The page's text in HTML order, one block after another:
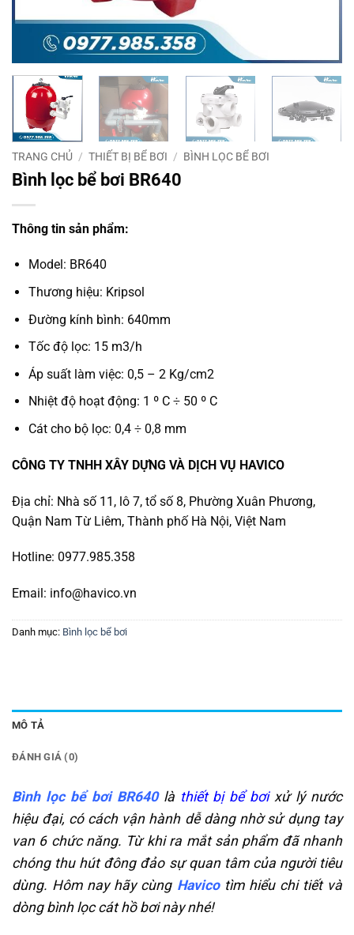
TRANG CHỦ / THIẾT BỊ BỂ BƠI / BÌNH LỌC BỂ BƠI
Bình lọc bể bơi BR640
Thông tin sản phẩm:
Model: BR640
Thương hiệu: Kripsol
Đường kính bình: 640mm
Tốc độ lọc: 15 m3/h
Áp suất làm việc: 0,5 – 2 Kg/cm2
Nhiệt độ hoạt động: 1 º C ÷ 50 º C
Cát cho bộ lọc: 0,4 ÷ 0,8 mm
CÔNG TY TNHH XÂY DỰNG VÀ DỊCH VỤ HAVICO
Địa chỉ: Nhà số 11, lô 7, tổ số 8, Phường Xuân Phương,
Quận Nam Từ Liêm, Thành phố Hà Nội, Việt Nam
Hotline: 0977.985.358
Email: info@havico.vn
Danh mục: Bình lọc bể bơi
MÔ TẢ
ĐÁNH GIÁ (0)
Bình lọc bể bơi BR640 là thiết bị bể bơixử lý nước
hiệu đại, có cách vận hành dễ dàng nhờ sử dụng tay
van 6 chức năng. Từ khi ra mắt sản phẩm đã nhanh
chóng thu hút đông đảo sự quan tâm của người tiêu
dùng. Hôm nay hãy cùng Havicotìm hiểu chi tiết và
dòng bình lọc cát hồ bơi này nhé!